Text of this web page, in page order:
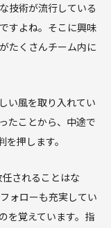
技術が流行している
すよね。そこに興味
たくさんチーム内に
い風を取り入れてい
たことから、中途で
押します。
されることはな
ォローも充実してい
を覚えています。指